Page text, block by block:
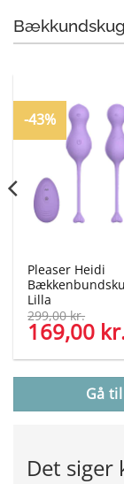
-43%
Pleaser Heidi
Lilla
299,00kr.
Den
oprindelige
var:
169,00
Gå
Det siger